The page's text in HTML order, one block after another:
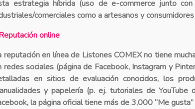
estrategia híbrida (uso de e-commerce junto
comerciales como a artesanos y
online
reputación en línea de Listones COMEX no tiene
redes sociales (página de Facebook, Instagram y
en sitios de evaluación conocidos, los
y papelería (p. ej. tutoriales de YouTube
la página oficial tiene más de 3,000 “Me